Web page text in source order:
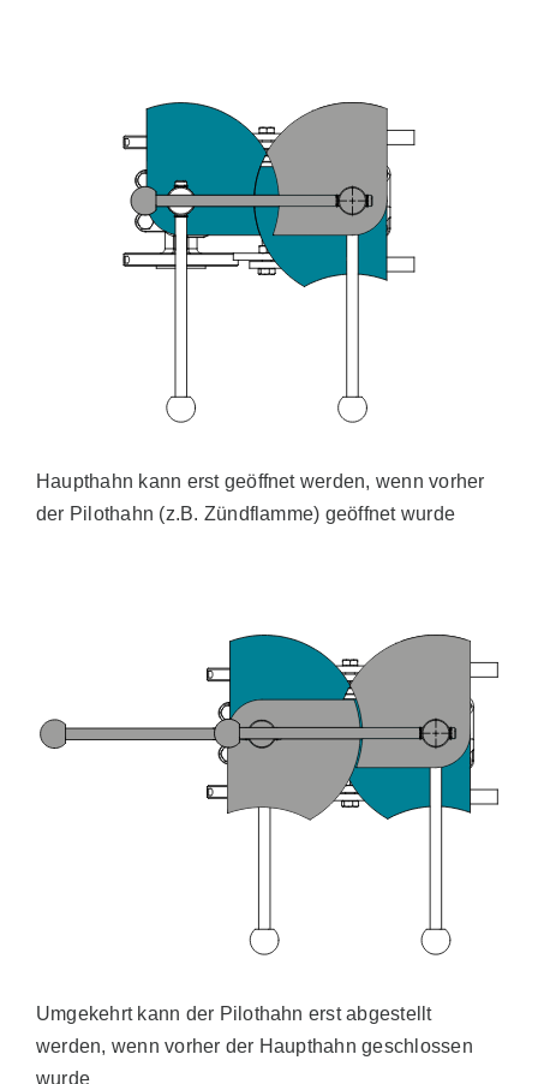
Haupthahn kann erst geöffnet werden, wenn vorher
der Pilothahn (z.B. Zündflamme) geöffnet wurde
Umgekehrt kann der Pilothahn erst abgestellt
werden, wenn vorher der Haupthahn geschlossen
wurde